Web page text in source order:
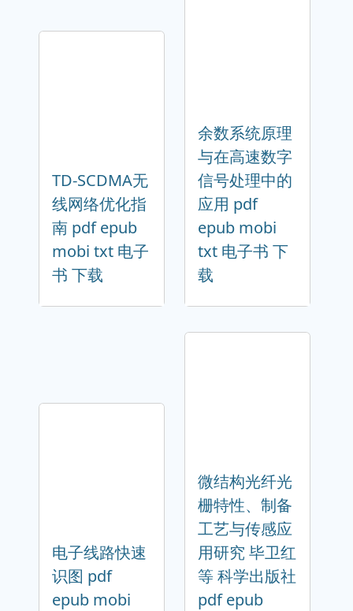
TD-SCDMA无
线网络优化指
南 pdf epub
mobi txt 电子
书 下载
余数系统原理
与在高速数字
信号处理中的
应用 pdf
epub mobi
txt 电子书 下
载
电子线路快速
识图 pdf
epub mobi
微结构光纤光
栅特性、制备
工艺与传感应
用研究 毕卫红
等 科学出版社
pdf epub